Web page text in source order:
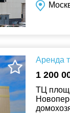
Аренда
1 200
ТЦ